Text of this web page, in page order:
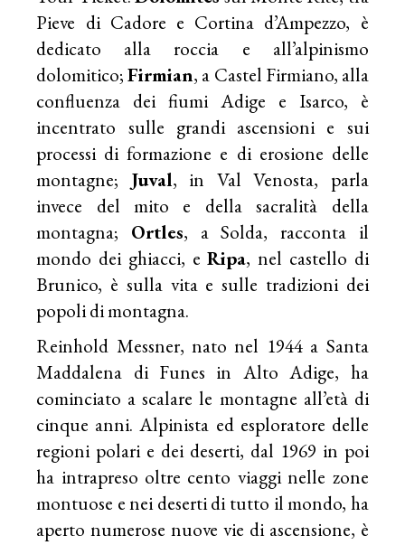
Pieve di Cadore e Cortina d’Ampezzo, è
dedicato alla roccia e all’alpinismo
dolomitico;Firmian, a Castel Firmiano, alla
confluenza dei fiumi Adige e Isarco, è
incentrato sulle grandi ascensioni e sui
processi di formazione e di erosione delle
montagne; Juval, in Val Venosta, parla
invece del mito e della sacralità della
montagna; Ortles, a Solda, racconta il
mondo dei ghiacci, eRipa, nel castello di
Brunico, è sulla vita e sulle tradizioni dei
popoli di montagna.
Reinhold Messner, nato nel 1944 a Santa
Maddalena di Funes in Alto Adige, ha
cominciato a scalare le montagne all’età di
cinque anni. Alpinista ed esploratore delle
regioni polari e dei deserti, dal 1969 in poi
ha intrapreso oltre cento viaggi nelle zone
montuose e nei deserti di tutto il mondo, ha
aperto numerose nuove vie di ascensione, è